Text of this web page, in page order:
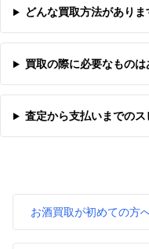
どんな買取方法がありま
買取の際に必要なものは
査定から支払いまでの
お酒買取が初めての方